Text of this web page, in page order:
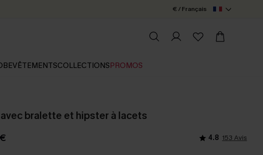
€ / Français
VÊTEMENTSCOLLECTIONSPROMOS
bralette et hipster à lacets
4.8 153 Avis